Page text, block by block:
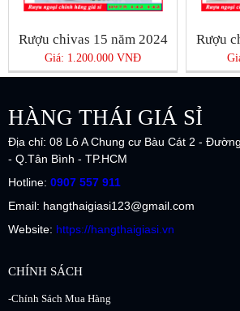
Rượu chivas 15 năm 2024
Giá: 1.200.000 VNĐ
Rượu
HÀNG THÁI GIÁ SỈ
Địa chỉ: 08 Lô A Chung cư Bàu Cát 2 -
- Q.Tân Bình - TP.HCM
Hotline: 0907 557 911
Email: hangthaigiasi123@gmail.com
Website: https://hangthaigiasi.vn
CHÍNH SÁCH
-Chính Sách Mua Hàng